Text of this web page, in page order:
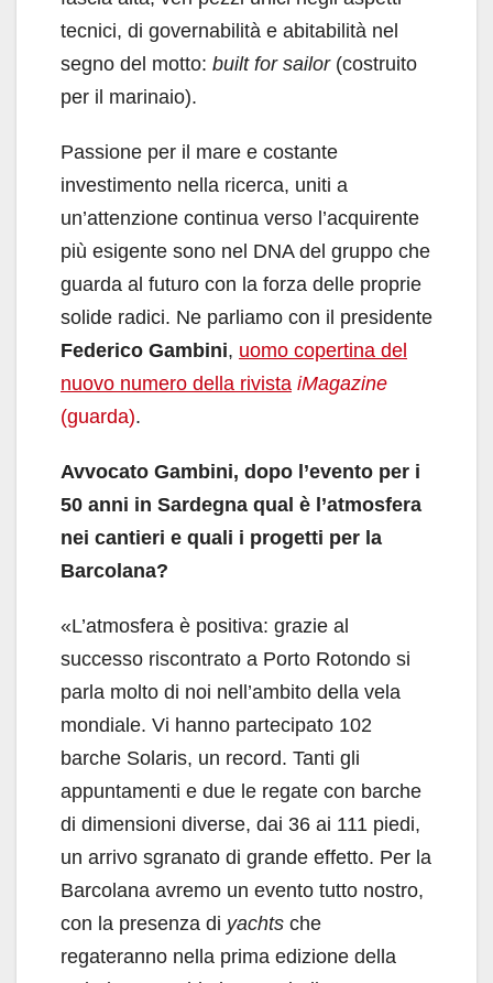
tecnici, di governabilità e abitabilità nel
segno del motto: built for sailor (costruito
per il marinaio).
Passione per il mare e costante
investimento nella ricerca, uniti a
un’attenzione continua verso l’acquirente
più esigente sono nel DNA del gruppo che
guarda al futuro con la forza delle proprie
solide radici. Ne parliamo con il presidente
Federico Gambini, uomo copertina del
nuovo numero della rivista iMagazine
(guarda).
Avvocato Gambini, dopo l’evento per i
50 anni in Sardegna qual è l’atmosfera
nei cantieri e quali i progetti per la
Barcolana?
«L’atmosfera è positiva: grazie al
successo riscontrato a Porto Rotondo si
parla molto di noi nell’ambito della vela
mondiale. Vi hanno partecipato 102
barche Solaris, un record. Tanti gli
appuntamenti e due le regate con barche
di dimensioni diverse, dai 36 ai 111 piedi,
un arrivo sgranato di grande effetto. Per la
Barcolana avremo un evento tutto nostro,
con la presenza di yachts che
regateranno nella prima edizione della